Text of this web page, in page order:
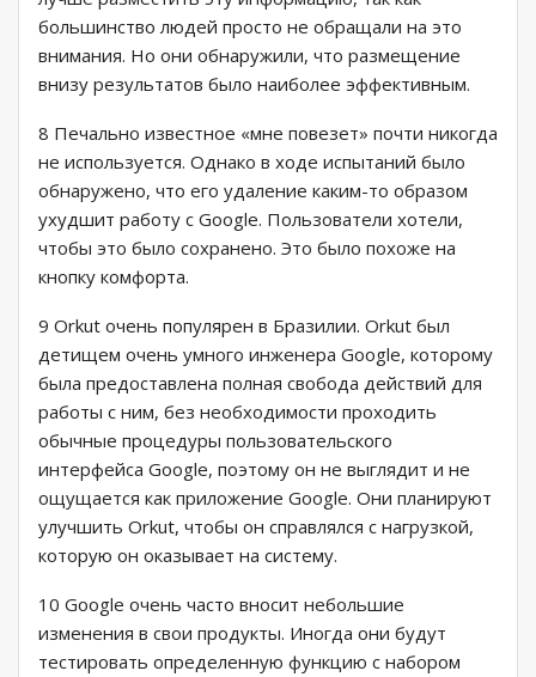
большинство людей просто не обращали на это
внимания. Но они обнаружили, что размещение
внизу результатов было наиболее эффективным.
8 Печально известное «мне повезет» почти никогда
не используется. Однако в ходе испытаний было
обнаружено, что его удаление каким-то образом
ухудшит работу с Google. Пользователи хотели,
чтобы это было сохранено. Это было похоже на
кнопку комфорта.
9 Orkut очень популярен в Бразилии. Orkut был
детищем очень умного инженера Google, которому
была предоставлена ​​полная свобода действий для
работы с ним, без необходимости проходить
обычные процедуры пользовательского
интерфейса Google, поэтому он не выглядит и не
ощущается как приложение Google. Они планируют
улучшить Orkut, чтобы он справлялся с нагрузкой,
которую он оказывает на систему.
10 Google очень часто вносит небольшие
изменения в свои продукты. Иногда они будут
тестировать определенную функцию с набором